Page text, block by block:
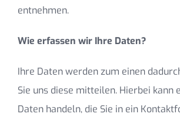
entnehmen.
Wie erfassen wir Ihre Daten?
Ihre Daten werden zum einen
Sie uns diese mitteilen. Hierbei kann
Daten handeln, die Sie in ein